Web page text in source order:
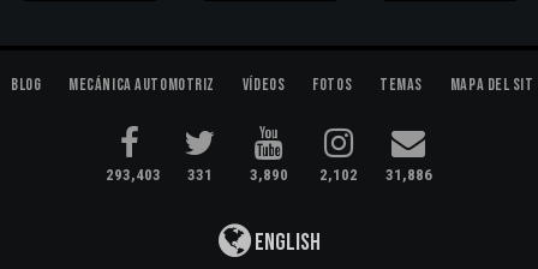
Blog Mecánica Automotriz Vídeos Fotos Temas Mapa del
293,403 331 3,890 2,102 31,886
English